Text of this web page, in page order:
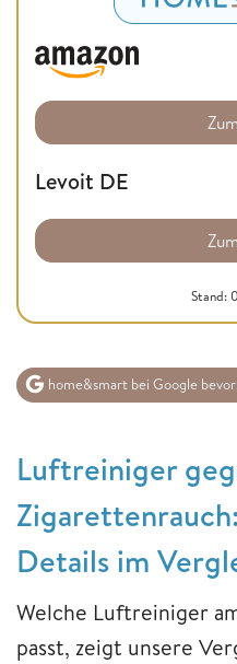
Levoit DE
Stand:
home&smart bei Google
Luftreiniger
Details im
Welche Luftreiniger
passt, zeigt unsere